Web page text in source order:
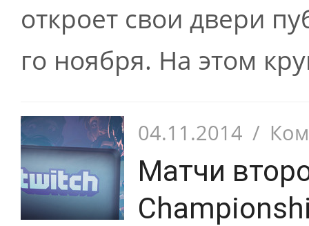
откроет свои двери
го ноября. На этом
04.11.2014 /
Матчи